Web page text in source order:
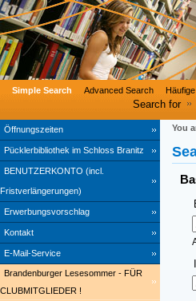
Öffnungszeiten
Pücklerbibliothek im Schloss Branitz
BENUTZERKONTO (incl.
Fristverlängerungen)
Erwerbungsvorschlag
Kontakt
E-Mail-Service
Simple Search Advanced Search
Brandenburger Lesesommer - FÜR
CLUBMITGLIEDER !
You
Search for